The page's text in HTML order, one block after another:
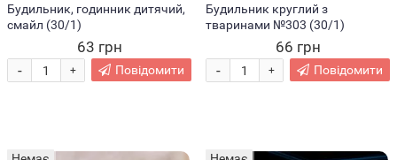
Будильник, годинник дитячий,
смайл (30/1)
63 грн
+
- Повідомити
Будильник круглий з
тваринами №303 (30/1)
66 грн
+
- Повідомити